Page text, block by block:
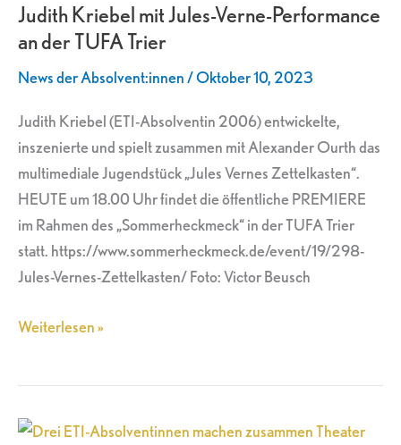
Judith Kriebel mit Jules-Verne-Performance
an der TUFA Trier
News der Absolvent:innen/Oktober 10, 2023
Judith Kriebel (ETI-Absolventin 2006) entwickelte,
inszenierte und spielt zusammen mit Alexander Ourth das
multimediale Jugendstück „Jules Vernes Zettelkasten“.
HEUTE um 18.00 Uhr findet die öffentliche PREMIERE
im Rahmen des „Sommerheckmeck“ in der TUFA Trier
statt. https://www.sommerheckmeck.de/event/19/298-
Jules-Vernes-Zettelkasten/ Foto: Victor Beusch
Jules-
Verne-
Performance
der
TUFA
Trier
Weiterlesen »
Drei